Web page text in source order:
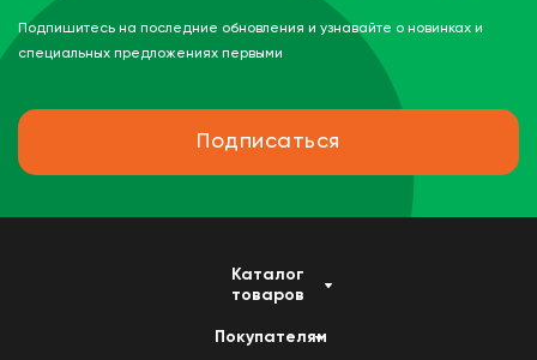
Подпишитесь на последние обновления и узнавайте о новинках и
специальных предложениях первыми
Подписаться
Каталог
товаров
Покупателям